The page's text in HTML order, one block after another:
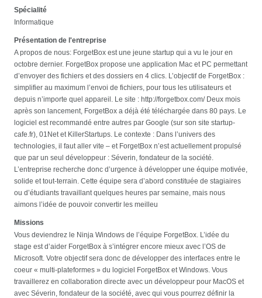
Spécialité
Informatique
Présentation de l'entreprise
A propos de nous: ForgetBox est une jeune startup qui a vu le jour en
octobre dernier. ForgetBox propose une application Mac et PC permettant
d’envoyer des fichiers et des dossiers en 4 clics. L’objectif de ForgetBox :
simplifier au maximum l’envoi de fichiers, pour tous les utilisateurs et
depuis n’importe quel appareil. Le site : http://forgetbox.com/ Deux mois
après son lancement, ForgetBox a déjà été téléchargée dans 80 pays. Le
logiciel est recommandé entre autres par Google (sur son site startup-
cafe.fr), 01Net et KillerStartups. Le contexte : Dans l’univers des
technologies, il faut aller vite – et ForgetBox n’est actuellement propulsé
que par un seul développeur : Séverin, fondateur de la société.
L’entreprise recherche donc d’urgence à développer une équipe motivée,
solide et tout-terrain. Cette équipe sera d’abord constituée de stagiaires
ou d’étudiants travaillant quelques heures par semaine, mais nous
aimons l’idée de pouvoir convertir les meilleu
Missions
Vous deviendrez le Ninja Windows de l’équipe ForgetBox. L’idée du
stage est d’aider ForgetBox à s’intégrer encore mieux avec l’OS de
Microsoft. Votre objectif sera donc de développer des interfaces entre le
coeur « multi-plateformes » du logiciel ForgetBox et Windows. Vous
travaillerez en collaboration directe avec un développeur pour MacOS et
avec Séverin, fondateur de la société, avec qui vous pourrez définir la